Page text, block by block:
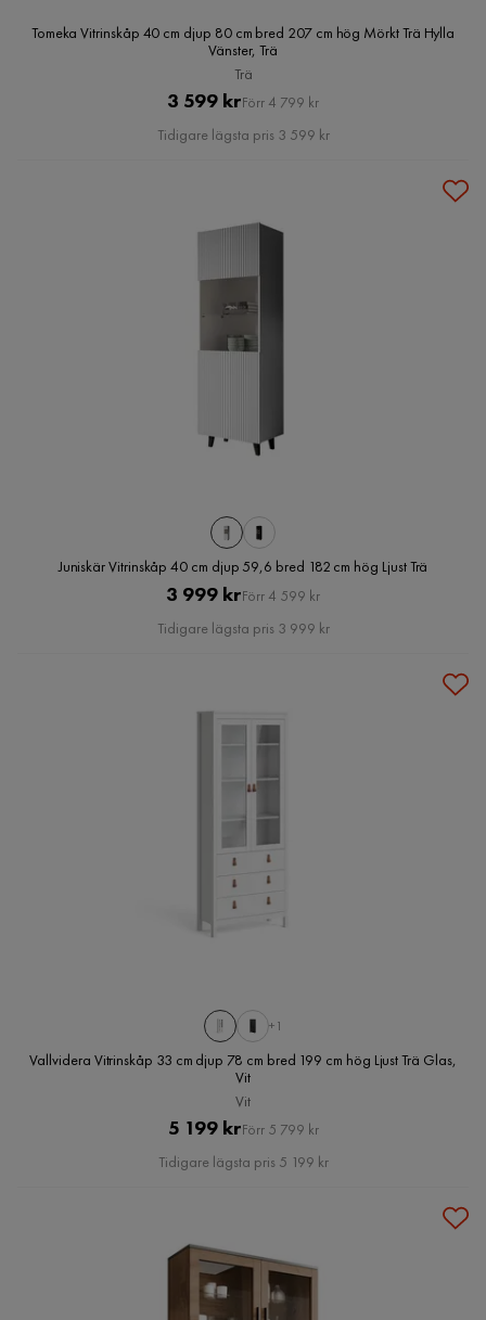
Tomeka Vitrinskåp 40 cm djup 80 cm bred 207 cm hög Mörkt Trä Hylla
Vänster, Trä
Trä
Pris
3 599 krOriginal
Pris
Förr 4 799 kr
Tidigare lägsta pris 3 599 kr
Juniskär Vitrinskåp 40 cm djup 59,6 bred 182 cm hög Ljust Trä
Pris
3 999 krOriginal
Pris
Förr 4 599 kr
Tidigare lägsta pris 3 999 kr
+1
Vallvidera Vitrinskåp 33 cm djup 78 cm bred 199 cm hög Ljust Trä Glas,
Vit
Vit
Pris
5 199 krOriginal
Pris
Förr 5 799 kr
Tidigare lägsta pris 5 199 kr